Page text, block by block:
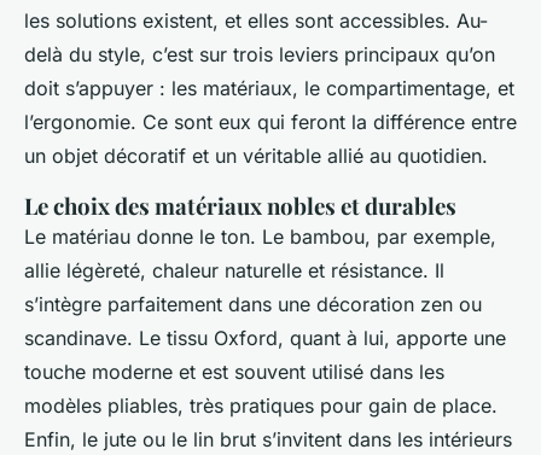
les solutions existent, et elles sont accessibles. Au-
delà du style, c’est sur trois leviers principaux qu’on
doit s’appuyer : les matériaux, le compartimentage, et
l’ergonomie. Ce sont eux qui feront la différence entre
un objet décoratif et un véritable allié au quotidien.
Le choix des matériaux nobles et durables
Le matériau donne le ton. Le bambou, par exemple,
allie légèreté, chaleur naturelle et résistance. Il
s’intègre parfaitement dans une décoration zen ou
scandinave. Le tissu Oxford, quant à lui, apporte une
touche moderne et est souvent utilisé dans les
modèles pliables, très pratiques pour gain de place.
Enfin, le jute ou le lin brut s’invitent dans les intérieurs